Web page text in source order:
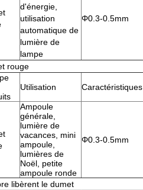
d'énergie,
utilisation
automatique de
lumière de
lampe
Φ0.3-0.5mm
rouge
Utilisation Caractéristiques
Ampoule
générale,
lumière de
vacances, mini
ampoule,
lumières de
Noël, petite
ampoule ronde
Φ0.3-0.5mm
libèrent le dumet